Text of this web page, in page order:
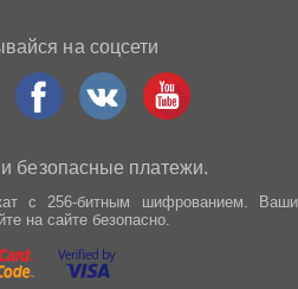
на соцсети
безопасные платежи.
с 256-битным шифрованием. Ваши
на сайте безопасно.